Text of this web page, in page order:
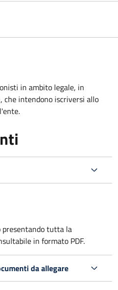
in ambito legale, in
che intendono iscriversi allo
presentando tutta la
in formato PDF.
da allegare